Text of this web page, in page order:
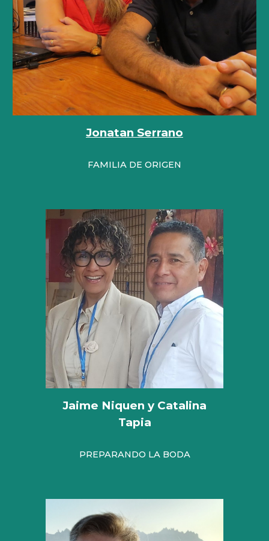
Jonatan Serrano
FAMILIA DE ORIGEN
Jaime Niquen y Catalina
Tapia
PREPARANDO LA BODA